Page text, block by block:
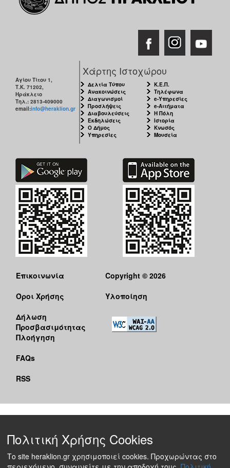
Αγίου Τίτου 1,
Τ.Κ. 71202,
Ηράκλειο
Τηλ.: 2813-409000
email:info@heraklion.gr
Χάρτης Ιστοχώρου
Δελτία Τύπου
Ανακοινώσεις
Διαγωνισμοί
Προσλήψεις
Διαβουλεύσεις
Εκδηλώσεις
Ο Δήμος
Υπηρεσίες
Κ.Ε.Π.
Τηλέφωνα
e-Υπηρεσίες
e-Αιτήματα
Η Πόλη
Ιστορία
Κνωσός
Μουσεία
Επικοινωνία
Όροι Χρήσης
Δήλωση
Προσβασιμότητας
Πλοήγηση
FAQs
RSS
Copyright © 2026
Υλοποίηση
Πολιτική Χρήσης Cookies
Το site heraklion.gr χρησιμοποιεί cookies. Προχωρώντας στο